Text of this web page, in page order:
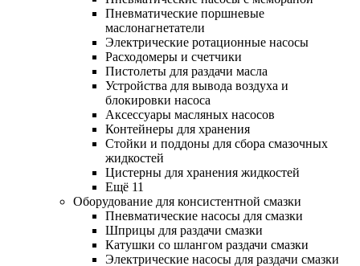
Пневматические поршневые
маслонагнетатели
Электрические ротационные насосы
Расходомеры и счетчики
Пистолеты для раздачи масла
Устройства для вывода воздуха и
блокировки насоса
Аксессуары масляных насосов
Контейнеры для хранения
Стойки и поддоны для сбора смазочных
жидкостей
Цистерны для хранения жидкостей
Ещё 11
Оборудование для консистентной смазки
Пневматические насосы для смазки
Шприцы для раздачи смазки
Катушки со шлангом раздачи смазки
Электрические насосы для раздачи смазки